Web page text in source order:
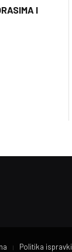
I
Politika ispravki